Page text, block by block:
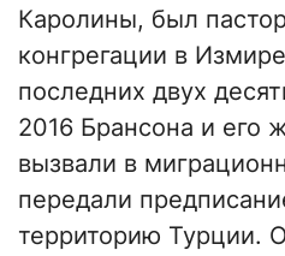
Каролины, был
конгрегации в
последних двух
2016 Брансона и его
вызвали в
передали
территорию Турции.